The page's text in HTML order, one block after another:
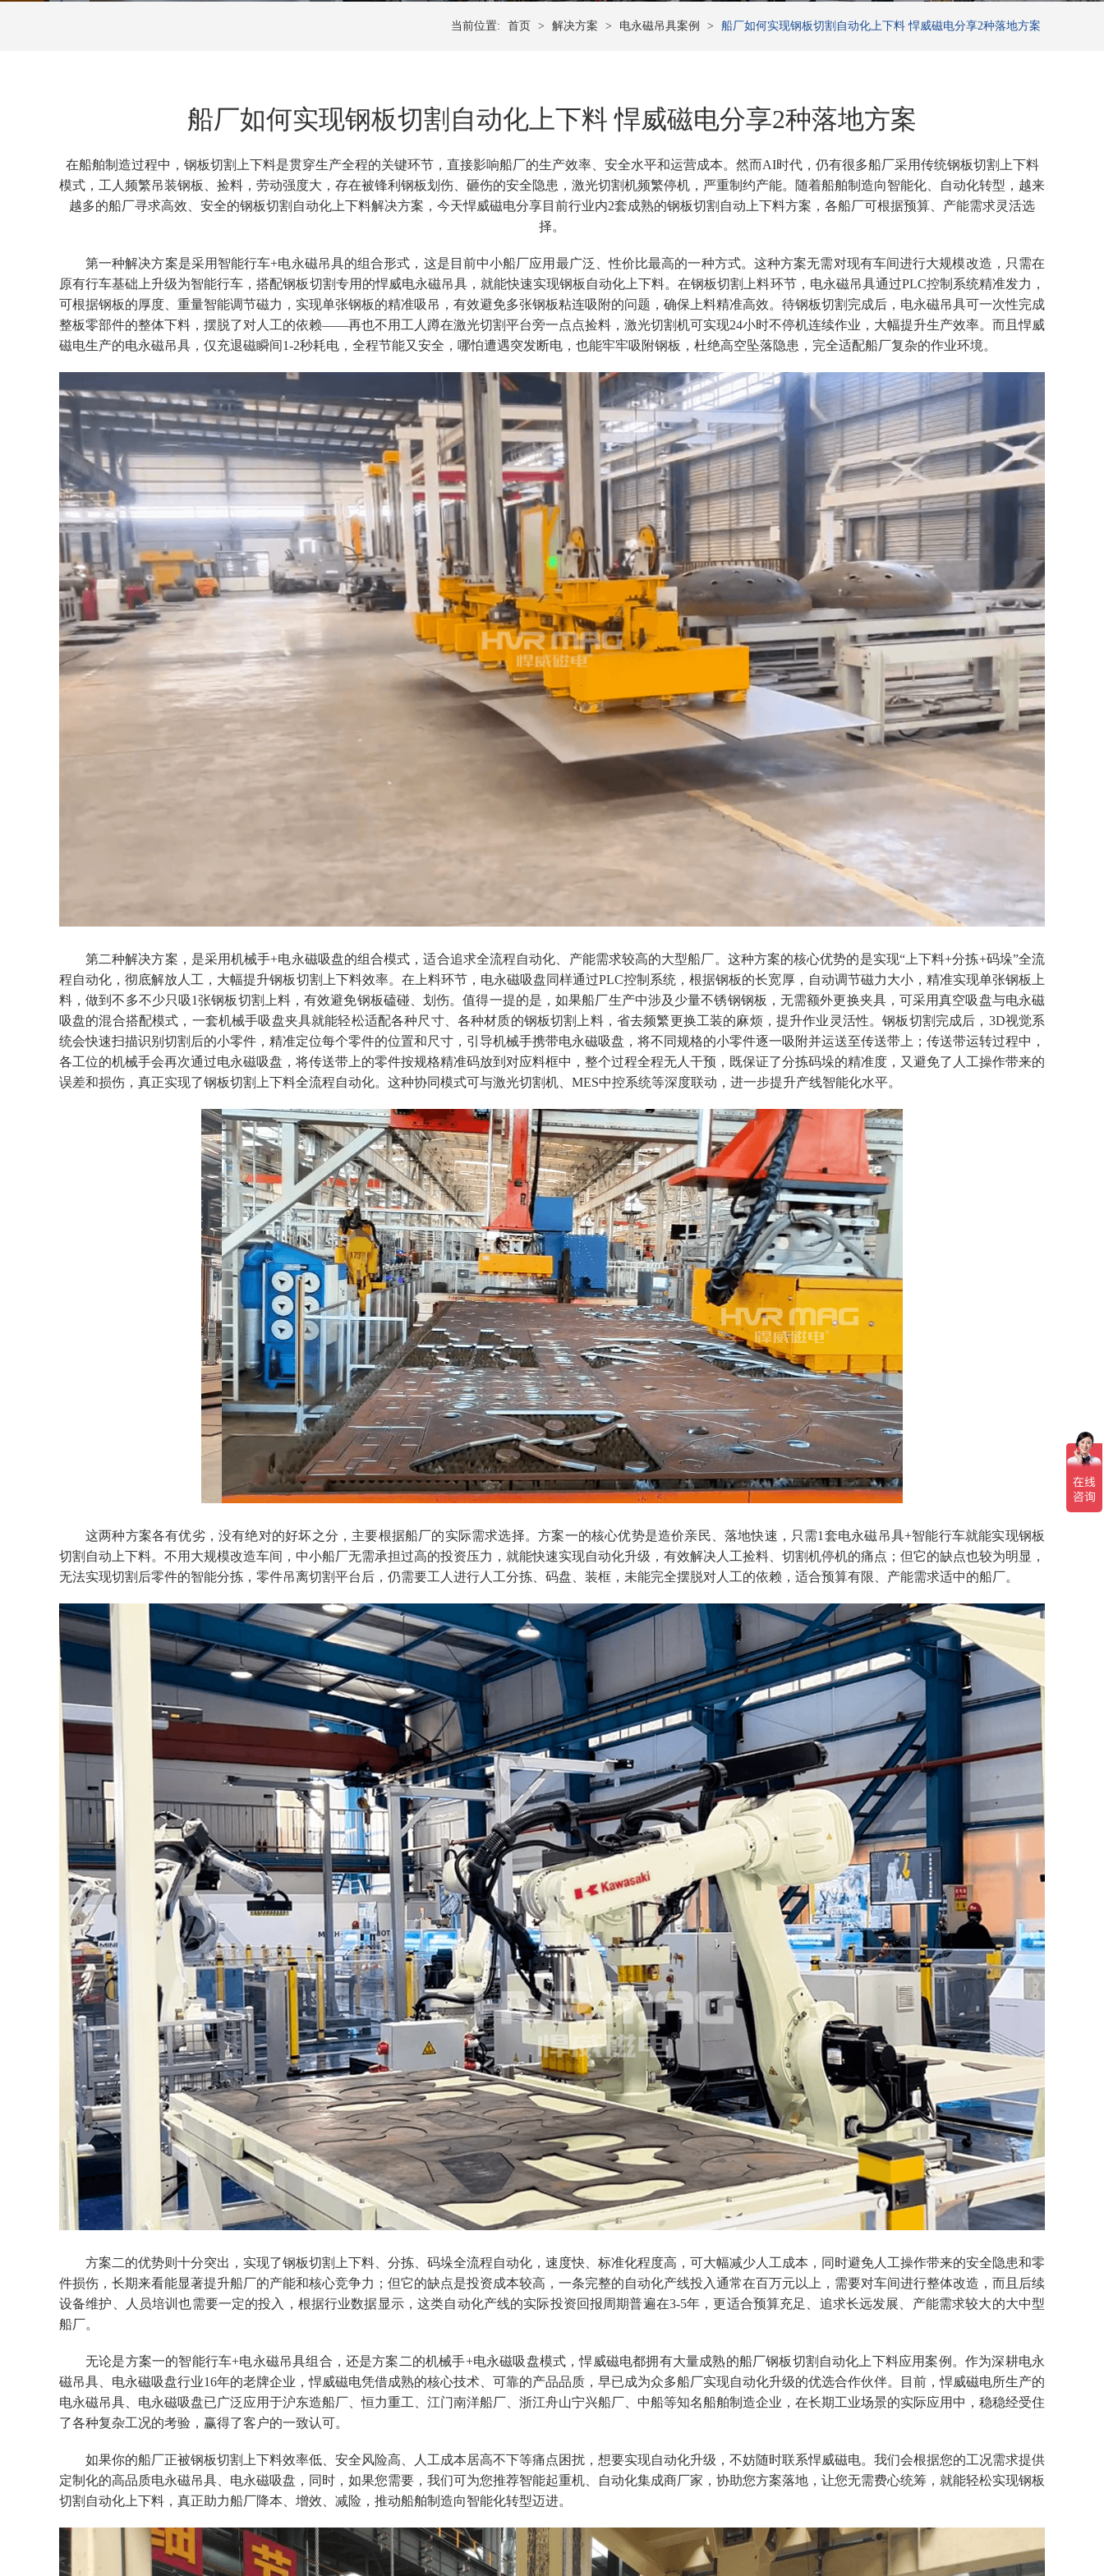
当前位置: 首页 > 解决方案 > 电永磁吊具案例 > 船厂如何实现钢板切割自动化上下料 悍威磁电分享2种落地方案
船厂如何实现钢板切割自动化上下料 悍威磁电分享2种落地方案
在船舶制造过程中，钢板切割上下料是贯穿生产全程的关键环节，直接影响船厂的生产效率、安全水平和运营成本。 然而AI时代，仍有很多船厂采用传统钢板切割上下料
模式， 工人频繁吊装钢板
、捡料，劳动强度大，存在被锋利钢板划伤、砸伤的安全隐患，激光切割机频繁停机，严重制约产能。随着船舶制造向智能化、自动化转型，越来
越多的船厂寻求高效、安全的钢板切割自动化上下料解决方案， 今天悍威磁电分享目前行业内2套成熟的钢板切割自动上下料方案， 各船厂可根据预算、产能需求灵活选
择。
第一种解决方案是采用智能行车+电永磁吊具的组合形式，这是目前中小船厂应用最广泛、性价比最高的一种方式。这种方案无需对现有车间进行大规模改造，只需在
原有行车基础上升级为智能行车，搭配钢板切割专用的悍威电永磁吊具，就能快速实现钢板 自动化上下料。在钢板切割上料环节，电永磁吊具通过PLC控制系统精准发力，
可根据钢板的厚度、重量智能调节磁力，实现单张钢板的精准吸吊，有效避免多张钢板粘连吸附的问题，确保上料精准高效。待钢板切割完成后，电永磁吊具可一次性完成
整板零部件的整体下料，摆脱了对人工的依赖——再也不用工人蹲在激光切割平台旁一点点捡料，激光切割机可实现24小时不停机连续作业，大幅提升生产效率。而且悍威
磁电生产的电永磁吊具，仅充退磁瞬间1-2秒耗电，全程节能又安全，哪怕遭遇突发断电，也能牢牢吸附钢板，杜绝高空坠落隐患，完全适配船厂复杂的作业环境。
第二种解决方案，是采用机械手+电永磁吸盘的组合模式，适合追求全流程自动化、产能需求较高的大型船厂。这种方案的核心优势的是实现“上下料+分拣+码垛”全流
程自动化，彻底解放人工，大幅提升钢板切割上下料效率。在上料环节，电永磁吸盘同样通过PLC控制系统，根据钢板的长宽厚，自动调节磁力大小，精准实现单张钢板上
料，做到不多不少只吸1张钢板切割上料，有效避免钢板磕碰、划伤。值得一提的是，如果船厂生产中涉及少量不锈钢钢板，无需额外更换夹具，可采用真空吸盘与电永磁
吸盘的混合搭配模式，一套机械手吸盘夹具就能轻松适配各种尺寸、各种材质的钢板切割上料，省去频繁更换工装的麻烦，提升作业灵活性。钢板切割完成后， 3D视觉系
统会快速扫描识别切割后的小零件，精准定位每个零件的位置和尺寸，引导机械手携带电永磁吸盘，将不同规格的小零件逐一吸附并运送至传送带上；传送带运转过程中，
各工位的机械手会再次通过电永磁吸盘，将传送带上的零件按规格精准码放到对应料框中，整个过程全程无人干预，既保证了分拣码垛的精准度，又避免了人工操作带来的
误差和损伤，真正实现了钢板切割上下料全流程自动化。这种协同模式可与激光切割机、MES中控系统等深度联动，进一步提升产线智能化水平。
这两种方案各有优劣，没有绝对的好坏之分， 主要根据船厂的实际需求选择。方案一的核心优势是造价亲民、落地快速， 只需1套电永磁吊具+智能行车就能实现钢板
切割自动上下料。 不用大规模改造车间，中小船厂无需承担过高的投资压力，就能快速实现自动化升级，有效解决人工捡料、切割机停机的痛点；但它的缺点也较为明显，
无法实现切割后零件的智能分拣，零件吊离切割平台后，仍需要工人进行人工分拣、码盘、装框，未能完全摆脱对人工的依赖，适合预算有限、产能需求适中的船厂。
方案二的优势则十分突出，实现了钢板切割上下料、分拣、码垛全流程自动化，速度快、标准化程度高，可大幅减少人工成本，同时避免人工操作带来的安全隐患和零
件损伤，长期来看能显著提升船厂的产能和核心竞争力；但它的缺点是投资成本较高，一条完整的自动化产线投入通常在百万元以上，需要对车间进行整体改造，而且后续
设备维护、人员培训也需要一定的投入，根据行业数据显示，这类自动化产线的实际投资回报周期普遍在3-5年，更适合预算充足、追求长远发展、产能需求较大的大中型
船厂。
无论是方案一的智能行车+电永磁吊具组合，还是方案二的机械手+电永磁吸盘模式，悍威磁电都拥有大量成熟的船厂钢板切割自动化上下料应用案例。作为深耕电永
磁吊具、电永磁吸盘行业16年的老牌企业，悍威磁电凭借成熟的核心技术、可靠的产品品质，早已成为众多船厂实现自动化升级的优选合作伙伴。目前，悍威磁电所生产的
电永磁吊具、电永磁吸盘已广泛应用于沪东造船厂、恒力重工、江门南洋船厂、浙江舟山宁兴船厂、中船等知名船舶制造企业，在长期工业场景的实际应用中，稳稳经受住
了各种复杂工况的考验，赢得了客户的一致认可。
如果你的船厂正被钢板切割上下料效率低、安全风险高、人工成本居高不下等痛点困扰，想要实现自动化升级，不妨随时联系悍威磁电。我们会根据您的工况需求提供
定制化的高品质电永磁吊具、电永磁吸盘，同时，如果您需要，我们可为您推荐智能起重机、自动化集成商厂家，协助您方案落地，让您无需费心统筹，就能轻松实现钢板
切割自动化上下料，真正助力船厂降本、增效、减险，推动船舶制造向智能化转型迈进。